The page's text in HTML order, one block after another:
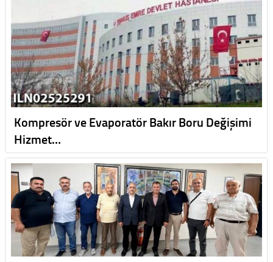
Kompresör ve Evaporatör Bakır Boru Değişimi
Hizmet…